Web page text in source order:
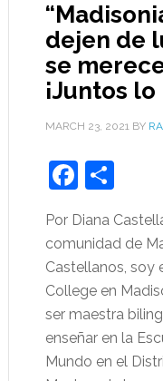
dejen de
se
¡Juntos
MARCH 23, 2021BY
Por Diana
comunidad de
Castellanos, soy
College en
ser maestra
enseñar en la
Mundo en el